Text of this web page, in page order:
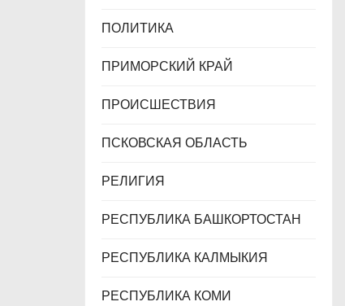
ПОЛИТИКА
ПРИМОРСКИЙ КРАЙ
ПРОИСШЕСТВИЯ
ПСКОВСКАЯ ОБЛАСТЬ
РЕЛИГИЯ
РЕСПУБЛИКА БАШКОРТОСТАН
РЕСПУБЛИКА КАЛМЫКИЯ
РЕСПУБЛИКА КОМИ